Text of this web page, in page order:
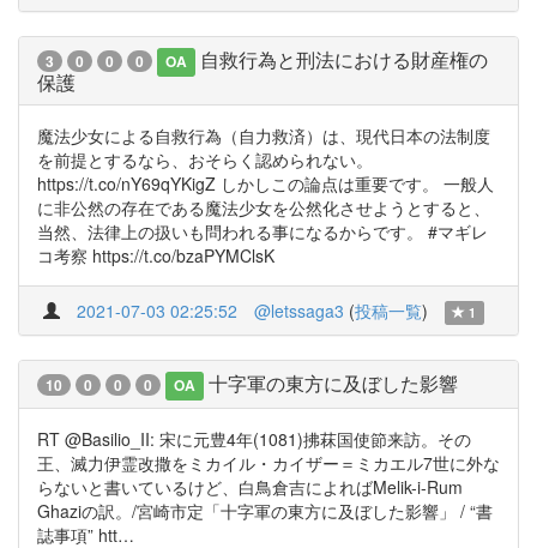
3 0 0 0 OA
自救行為と刑法における財産権の
保護
魔法少女による自救行為（自力救済）は、現代日本の法制度
を前提とするなら、おそらく認められない。
https://t.co/nY69qYKigZ しかしこの論点は重要です。 一般人
に非公然の存在である魔法少女を公然化させようとすると、
当然、法律上の扱いも問われる事になるからです。 #マギレ
コ考察 https://t.co/bzaPYMClsK
2021-07-03 02:25:52 @letssaga3 (投稿一覧) 1
10 0 0 0 OA 十字軍の東方に及ぼした影響
RT @Basilio_II: 宋に元豊4年(1081)拂菻国使節来訪。その
王、滅力伊霊改撒をミカイル・カイザー＝ミカエル7世に外な
らないと書いているけど、白鳥倉吉によればMelik-i-Rum
Ghaziの訳。/宮崎市定「十字軍の東方に及ぼした影響」 / “書
誌事項” htt…